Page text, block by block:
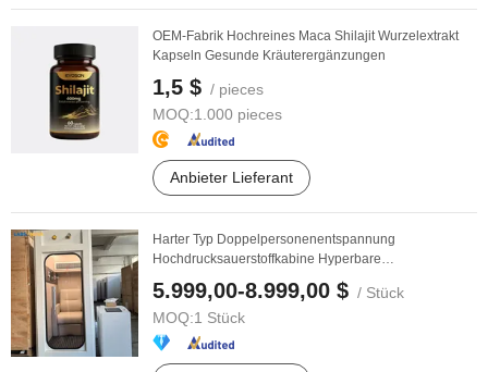
OEM-Fabrik Hochreines Maca Shilajit Wurzelextrakt
Kapseln Gesunde Kräuterergänzungen
1,5 $ / pieces
MOQ:1.000 pieces
Anbieter Lieferant
Harter Typ Doppelpersonenentspannung
Hochdrucksauerstoffkabine Hyperbare
5.999,00-8.999,00 $ / Stück
MOQ:1 Stück